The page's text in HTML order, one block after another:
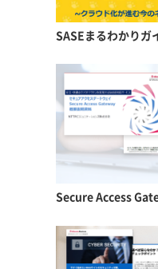
SASEまるわかりガ
Secure Access